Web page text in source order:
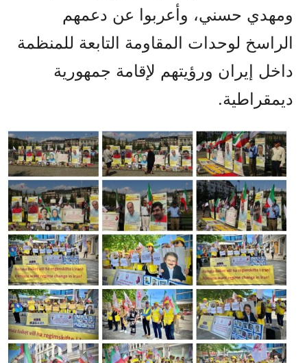
ومهدي حسني، وأعربوا عن دعمهم
الراسخ لوحدات المقاومة التابعة للمنظمة
داخل إيران ورؤيتهم لإقامة جمهورية
ديمقراطية.